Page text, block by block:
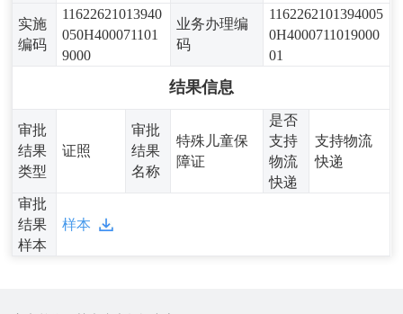
实施
编码
11622621013940
050H400071101
9000
业务办理编
码
1162262101394005
0H4000711019000
01
结果信息
审批
结果
类型
证照
审批
结果
名称
特殊儿童保
障证
是否
支持
物流
快递
支持物流
快递
审批
结果
样本
样本